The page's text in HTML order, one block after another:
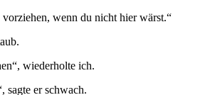
wenn du nicht hier wärst.“
wiederholte ich.
sagte er schwach.